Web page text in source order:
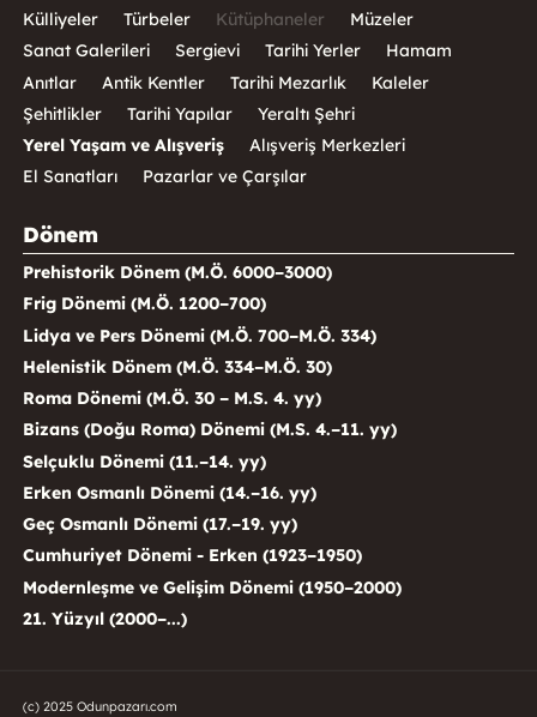
Külliyeler
Türbeler Kütüphaneler
Müzeler
Sanat Galerileri
Sergievi Tarihi Yerler
Hamam
Anıtlar
Antik Kentler Tarihi Mezarlık
Kaleler
Şehitlikler
Tarihi Yapılar
Yeraltı Şehri
Yerel Yaşam ve Alışveriş
Alışveriş Merkezleri
El Sanatları
Pazarlar ve Çarşılar
Dönem
Prehistorik Dönem (M.Ö. 6000–3000)
Frig Dönemi (M.Ö. 1200–700)
Lidya ve Pers Dönemi (M.Ö. 700–M.Ö. 334)
Helenistik Dönem (M.Ö. 334–M.Ö. 30)
Roma Dönemi (M.Ö. 30 – M.S. 4. yy)
Bizans (Doğu Roma) Dönemi (M.S. 4.–11. yy)
Selçuklu Dönemi (11.–14. yy)
Erken Osmanlı Dönemi (14.–16. yy)
Geç Osmanlı Dönemi (17.–19. yy)
Cumhuriyet Dönemi - Erken (1923–1950)
Modernleşme ve Gelişim Dönemi (1950–2000)
21. Yüzyıl (2000–...)
(c) 2025 Odunpazarı.com